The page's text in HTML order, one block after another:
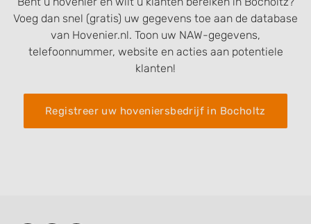
Voeg dan snel (gratis) uw gegevens toe aan de database
van Hovenier.nl. Toon uw NAW-gegevens,
telefoonnummer, website en acties aan potentiele
klanten!
Registreer uw hoveniersbedrijf in Bocholtz